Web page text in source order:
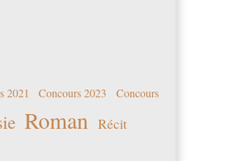
2021 Concours 2023 Concours
Roman Récit